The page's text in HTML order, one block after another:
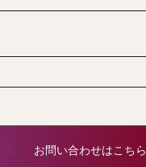
お問い合わせはこちら